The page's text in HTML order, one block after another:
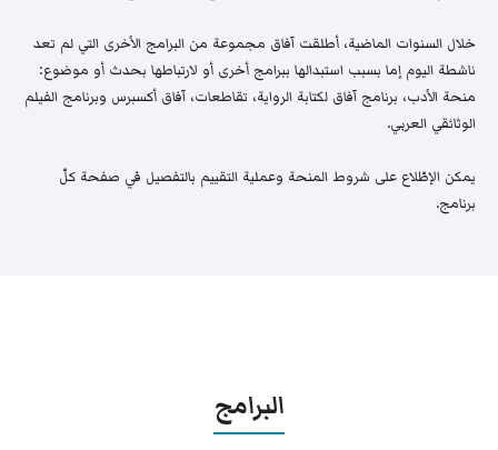
خلال السنوات الماضية، أطلقت آفاق مجموعة من البرامج الأخرى التي لم تعد
ناشطة اليوم إما بسبب استبدالها ببرامج أخرى أو لارتباطها بحدث أو موضوع:
منحة الأدب، برنامج آفاق لكتابة الرواية، تقاطعات، آفاق أكسبرس وبرنامج الفيلم
الوثائقي العربي.
يمكن الإطّلاع على شروط المنحة وعملية التقييم بالتفصيل في صفحة كلّ
برنامج.
البرامج